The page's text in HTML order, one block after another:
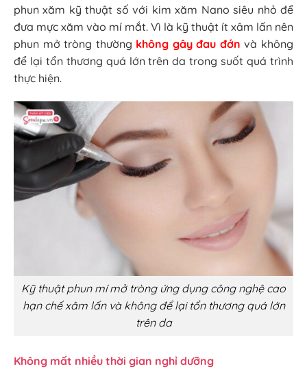
phun xăm kỹ thuật số với kim xăm Nano siêu nhỏ để
đưa mực xăm vào mí mắt. Vì là kỹ thuật ít xâm lấn nên
phun mở tròng thường không gây đau đớn và không
để lại tổn thương quá lớn trên da trong suốt quá trình
thực hiện.
Kỹ thuật phun mí mở tròng ứng dụng công nghệ cao
hạn chế xâm lấn và không để lại tổn thương quá lớn
trên da
Không mất nhiều thời gian nghỉ dưỡng